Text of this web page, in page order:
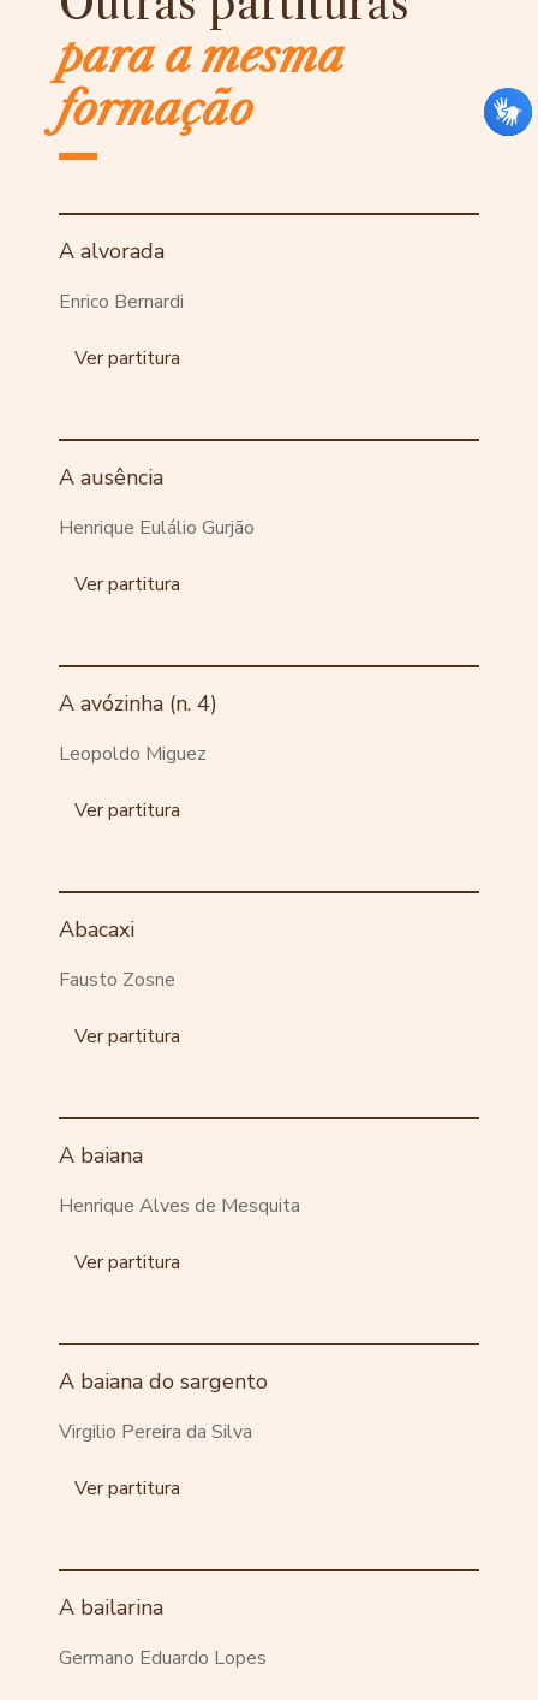
para a mesma
formação
A alvorada
Enrico Bernardi
Ver partitura
A ausência
Henrique Eulálio Gurjão
Ver partitura
A avózinha (n. 4)
Leopoldo Miguez
Ver partitura
Abacaxi
Fausto Zosne
Ver partitura
A baiana
Henrique Alves de Mesquita
Ver partitura
A baiana do sargento
Virgilio Pereira da Silva
Ver partitura
A bailarina
Germano Eduardo Lopes